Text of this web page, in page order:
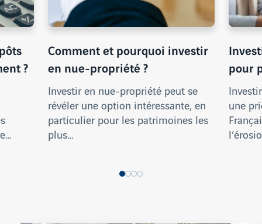
?
Comment et pourquoi investir
en nue-propriété ?
Investir en nue-propriété peut se
révéler une option intéressante, en
particulier pour les patrimoines les
plus…
pour
une